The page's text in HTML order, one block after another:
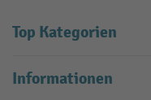
Top Kategorien
Informationen